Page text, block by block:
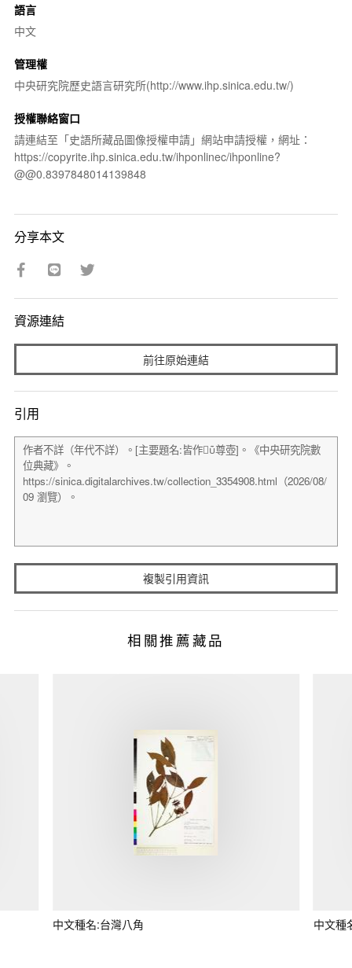
語言
中文
管理權
中央研究院歷史語言研究所(http://www.ihp.sinica.edu.tw/)
授權聯絡窗口
請連結至「史語所藏品圖像授權申請」網站申請授權，網址：
https://copyrite.ihp.sinica.edu.tw/ihponlinec/ihponline?
@@0.8397848014139848
分享本文
資源連結
前往原始連結
引用
複製引用資訊
相關推薦藏品
中文種名:台灣八角 中文種